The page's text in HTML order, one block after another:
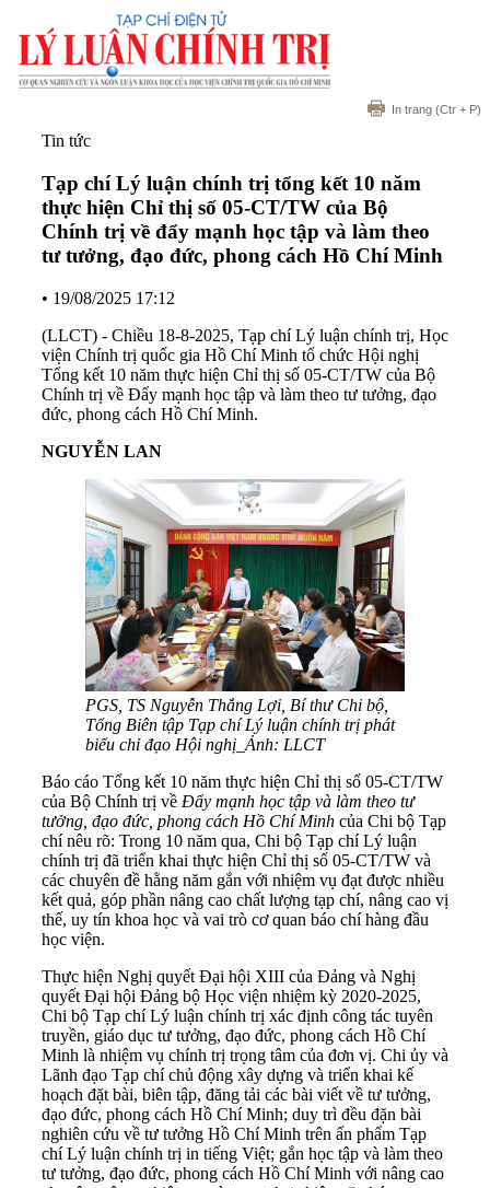
In trang (Ctr + P)
Tin tức
Tạp chí Lý luận chính trị tổng kết 10 năm
thực hiện Chỉ thị số 05-CT/TW của Bộ
Chính trị về đẩy mạnh học tập và làm theo
tư tưởng, đạo đức, phong cách Hồ Chí Minh
• 19/08/2025 17:12
(LLCT) - Chiều 18-8-2025, Tạp chí Lý luận chính trị, Học
viện Chính trị quốc gia Hồ Chí Minh tổ chức Hội nghị
Tổng kết 10 năm thực hiện Chỉ thị số 05-CT/TW của Bộ
Chính trị về Đẩy mạnh học tập và làm theo tư tưởng, đạo
đức, phong cách Hồ Chí Minh.
NGUYỄN LAN
PGS, TS Nguyễn Thắng Lợi, Bí thư Chi bộ,
Tổng Biên tập Tạp chí Lý luận chính trị phát
biểu chỉ đạo Hội nghị_Ảnh: LLCT
Báo cáo Tổng kết 10 năm thực hiện Chỉ thị số 05-CT/TW
của Bộ Chính trị về Đẩy mạnh học tập và làm theo tư
tưởng, đạo đức, phong cách Hồ Chí Minh của Chi bộ Tạp
chí nêu rõ: Trong 10 năm qua, Chi bộ Tạp chí Lý luận
chính trị đã triển khai thực hiện Chỉ thị số 05-CT/TW và
các chuyên đề hằng năm gắn với nhiệm vụ đạt được nhiều
kết quả, góp phần nâng cao chất lượng tạp chí, nâng cao vị
thế, uy tín khoa học và vai trò cơ quan báo chí hàng đầu
học viện.
Thực hiện Nghị quyết Đại hội XIII của Đảng và Nghị
quyết Đại hội Đảng bộ Học viện nhiệm kỳ 2020-2025,
Chi bộ Tạp chí Lý luận chính trị xác định công tác tuyên
truyền, giáo dục tư tưởng, đạo đức, phong cách Hồ Chí
Minh là nhiệm vụ chính trị trọng tâm của đơn vị. Chi ủy và
Lãnh đạo Tạp chí chủ động xây dựng và triển khai kế
hoạch đặt bài, biên tập, đăng tải các bài viết về tư tưởng,
đạo đức, phong cách Hồ Chí Minh; duy trì đều đặn bài
nghiên cứu về tư tưởng Hồ Chí Minh trên ấn phẩm Tạp
chí Lý luận chính trị in tiếng Việt; gắn học tập và làm theo
tư tưởng, đạo đức, phong cách Hồ Chí Minh với nâng cao